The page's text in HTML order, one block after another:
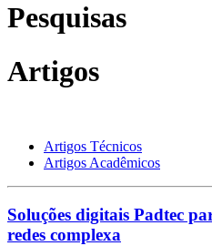
Pesquisas
Artigos
Artigos Técnicos
Artigos Acadêmicos
Soluções digitais Padtec
redes complexa